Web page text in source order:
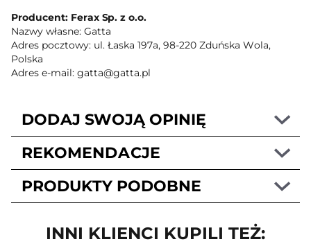
Producent: Ferax Sp. z o.o.
Nazwy własne: Gatta
Adres pocztowy: ul. Łaska 197a, 98-220 Zduńska Wola,
Polska
Adres e-mail: gatta@gatta.pl
DODAJ SWOJĄ OPINIĘ
REKOMENDACJE
PRODUKTY PODOBNE
INNI KLIENCI KUPILI TEŻ: